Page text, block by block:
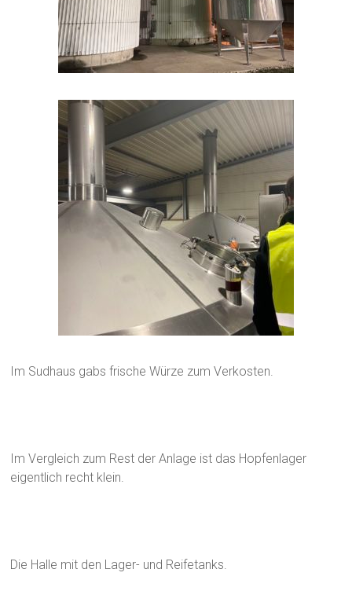
Im Sudhaus gabs frische Würze zum Verkosten.
Im Vergleich zum Rest der Anlage ist das Hopfenlager
eigentlich recht klein.
Die Halle mit den Lager- und Reifetanks.